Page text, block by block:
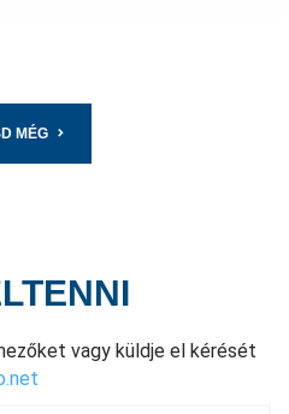
MÉG
vagy küldje el kérését